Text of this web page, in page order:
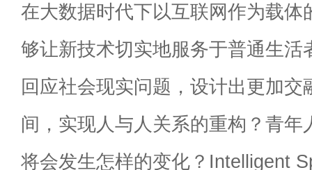
在大数据时代下以互联网作为载体
够让新技术切实地服务于普通生活
回应社会现实问题，设计出更加交
间，实现人与人关系的重构？青年
将会发生怎样的变化？Intelligent